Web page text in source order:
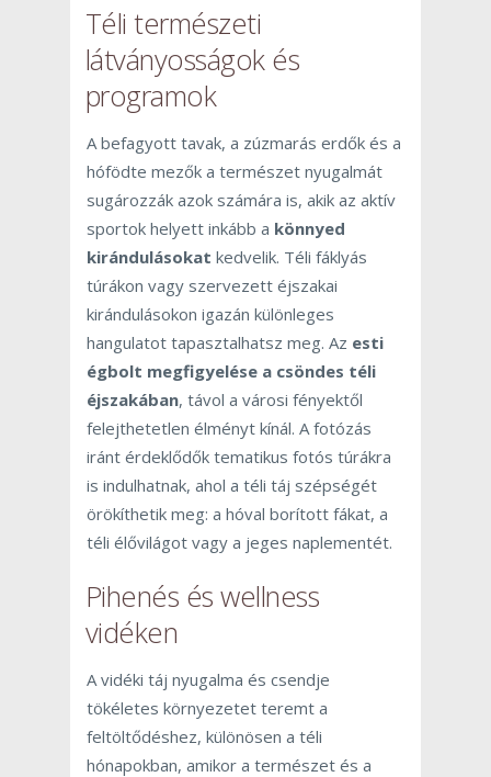
Téli természeti
látványosságok és
programok
A befagyott tavak, a zúzmarás erdők és a
hófödte mezők a természet nyugalmát
sugározzák azok számára is, akik az aktív
sportok helyett inkább a könnyed
kirándulásokat kedvelik. Téli fáklyás
túrákon vagy szervezett éjszakai
kirándulásokon igazán különleges
hangulatot tapasztalhatsz meg. Az esti
égbolt megfigyelése a csöndes téli
éjszakában, távol a városi fényektől
felejthetetlen élményt kínál. A fotózás
iránt érdeklődők tematikus fotós túrákra
is indulhatnak, ahol a téli táj szépségét
örökíthetik meg: a hóval borított fákat, a
téli élővilágot vagy a jeges naplementét.
Pihenés és wellness
vidéken
A vidéki táj nyugalma és csendje
tökéletes környezetet teremt a
feltöltődéshez, különösen a téli
hónapokban, amikor a természet és a